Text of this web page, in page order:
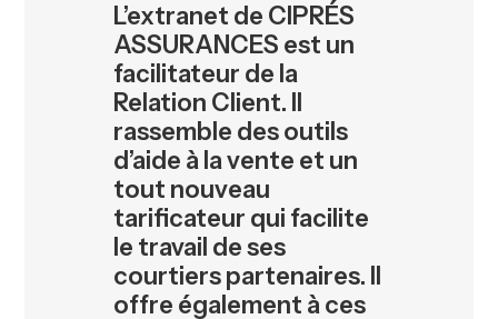
L’extranet de CIPRÉS
ASSURANCES est un
facilitateur de la
Relation Client. Il
rassemble des outils
d’aide à la vente et un
tout nouveau
tarificateur qui facilite
le travail de ses
courtiers partenaires. Il
offre également à ces